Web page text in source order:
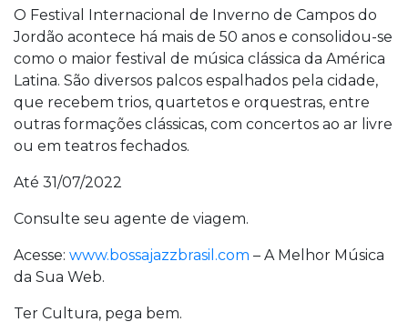
O Festival Internacional de Inverno de Campos do
Jordão acontece há mais de 50 anos e consolidou-se
como o maior festival de música clássica da América
Latina. São diversos palcos espalhados pela cidade,
que recebem trios, quartetos e orquestras, entre
outras formações clássicas, com concertos ao ar livre
ou em teatros fechados.
Até 31/07/2022
Consulte seu agente de viagem.
Acesse: www.bossajazzbrasil.com – A Melhor Música
da Sua Web.
Ter Cultura, pega bem.